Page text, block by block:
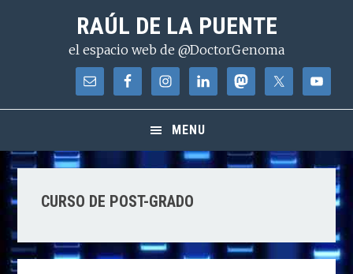
contenido
RAÚL DE LA PUENTE
el espacio web de @DoctorGenoma
MENU
CURSO DE POST-GRADO